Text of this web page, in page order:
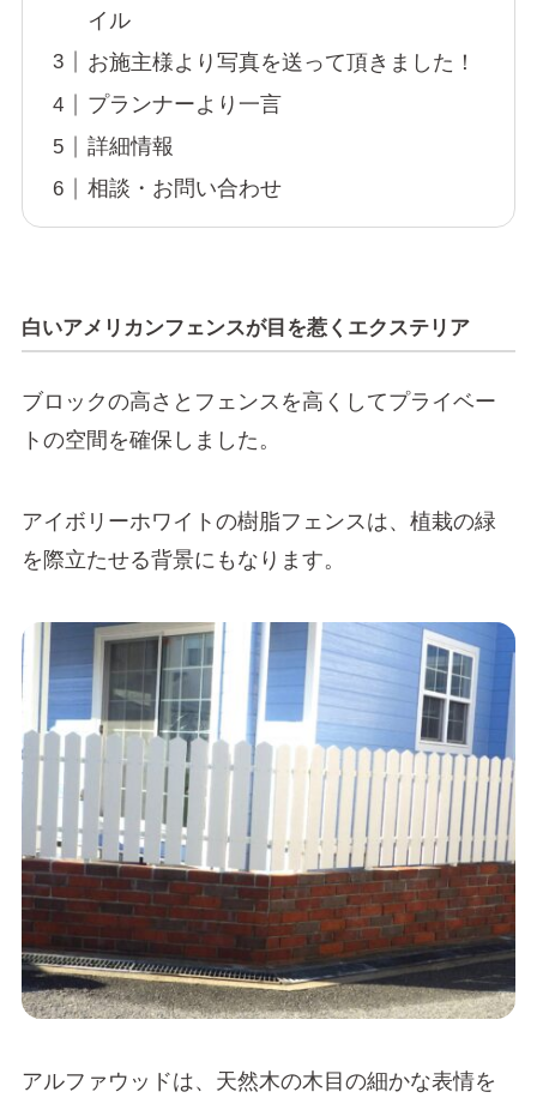
イル
お施主様より写真を送って頂きました！
プランナーより一言
詳細情報
相談・お問い合わせ
白いアメリカンフェンスが目を惹くエクステリア
ブロックの高さとフェンスを高くしてプライベー
トの空間を確保しました。
アイボリーホワイトの樹脂フェンスは、植栽の緑
を際立たせる背景にもなります。
アルファウッドは、天然木の木目の細かな表情を